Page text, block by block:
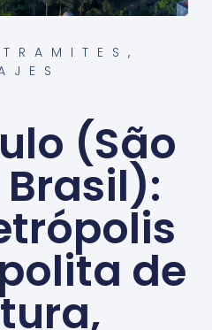
TRAMITES ,
(São
Brasil):
de